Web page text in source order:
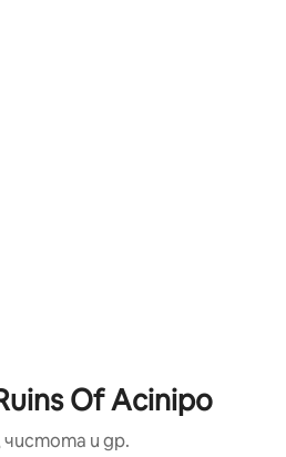
Of Acinipo
чистота и др.